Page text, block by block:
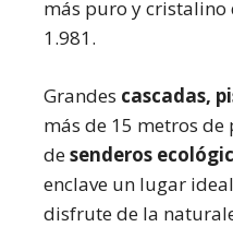
más puro y cristalino
1.981.
Grandes cascadas,
más de 15 metros
desenderos
enclave un lugar
disfrute de la